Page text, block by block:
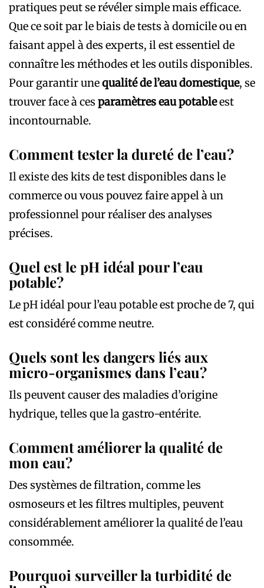
pratiques peut se révéler simple mais efficace.
Que ce soit par le biais de tests à domicile ou en
faisant appel à des experts, il est essentiel de
connaître les méthodes et les outils disponibles.
Pour garantir unequalité de l’eau domestique, se
trouver face à ces paramètres eau potableest
incontournable.
Comment tester la dureté de l’eau?
Il existe des kits de test disponibles dans le
commerce ou vous pouvez faire appel à un
professionnel pour réaliser des analyses
précises.
Quel est le pH idéal pour l’eau
potable?
Le pH idéal pour l’eau potable est proche de 7, qui
est considéré comme neutre.
Quels sont les dangers liés aux
micro-organismes dans l’eau?
Ils peuvent causer des maladies d’origine
hydrique, telles que la gastro-entérite.
Comment améliorer la qualité de
mon eau?
Des systèmes de filtration, comme les
osmoseurs et les filtres multiples, peuvent
considérablement améliorer la qualité de l’eau
consommée.
Pourquoi surveiller la turbidité de